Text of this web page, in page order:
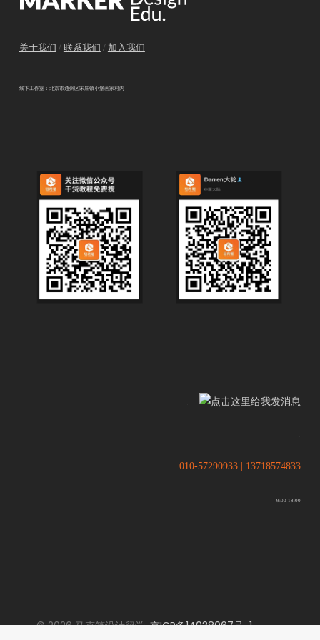
关于我们 / 联系我们 / 加入我们
线下工作室：北京市通州区宋庄镇小堡画家村内
010-57290933 | 13718574833
9:00-18:00
© 2026 马克笔设计留学.京ICP备14038067号-1